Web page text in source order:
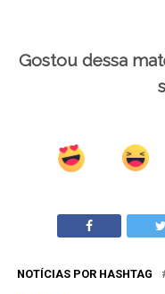
Gostou dessa
NOTÍCIAS POR HASHTAG